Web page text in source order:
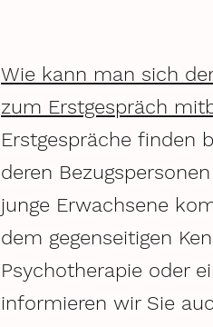
Wie kann man sich
zum Erstgespräch
Erstgespräche finden
deren
junge Erwachsene
dem gegenseitigen
Psychotherapie oder
informieren wir Sie